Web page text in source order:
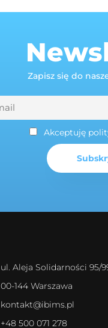
Zapisz się do
Akceptuję
ul. Aleja Solidarności 95/
00-144 Warszawa
kontakt@ibims.pl
+48 500 071 278